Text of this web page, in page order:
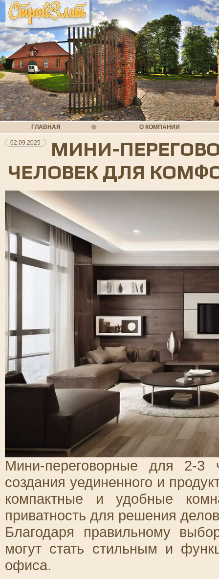
ГЛАВНАЯ О КОМПАНИИ
02.09.2025
МИНИ-
ЧЕЛОВЕК ДЛЯ
Мини-переговорные для 2-3
создания уединенного и
компактные и удобные
приватность для решения
Благодаря правильному
могут стать стильным и
офиса.